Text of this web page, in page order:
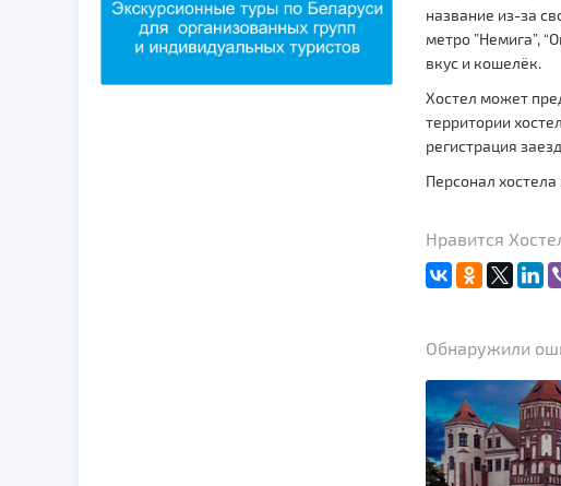
название из-за
метро ”Немига”,
вкус и кошелёк.
Хостел может
территории
регистрация
Персонал
Нравится
Обнаружили